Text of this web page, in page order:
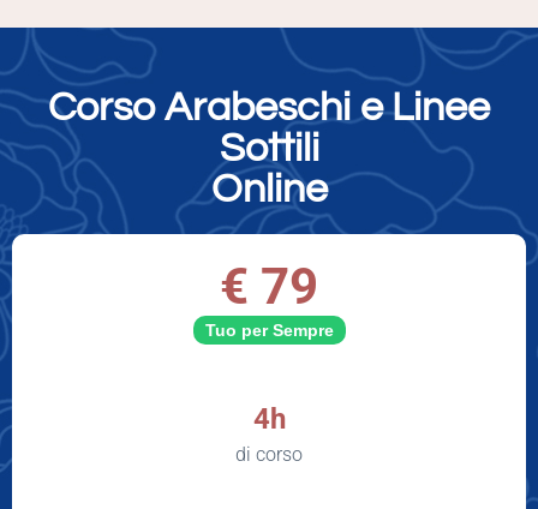
Corso Arabeschi e Linee
Sottili
Online
€ 79
Tuo per Sempre
4h
di corso